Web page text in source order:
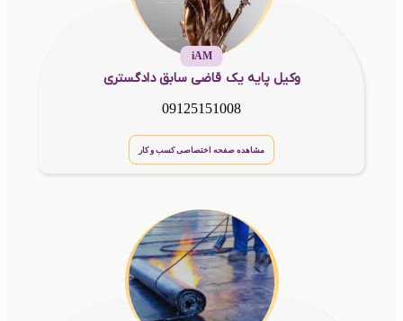
iAM
وکیل پایه یک قاضی سابق دادگستری
09125151008
مشاهده صفحه اختصاصی کسب و کار